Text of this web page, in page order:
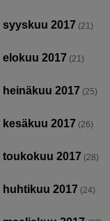
syyskuu 2017 (21)
elokuu 2017 (21)
heinäkuu 2017 (25)
kesäkuu 2017 (26)
toukokuu 2017 (28)
huhtikuu 2017 (24)